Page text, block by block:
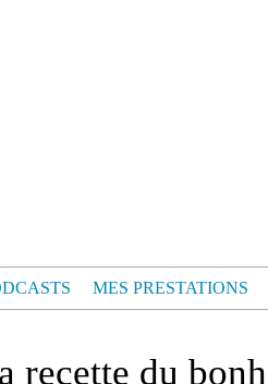
MES PRESTATIONS
recette du